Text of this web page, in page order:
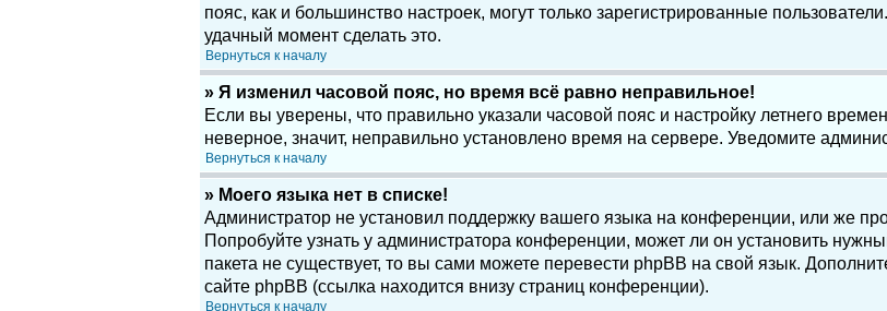
пояс, как и большинство настроек, могут только зарегистрированные
удачный момент сделать это.
Вернуться к началу
» Я изменил часовой пояс, но время всё равно неправильное!
Если вы уверены, что правильно указали часовой пояс и настройку летнего
неверное, значит, неправильно установлено время на сервере. Уведомите
Вернуться к началу
» Моего языка нет в списке!
Администратор не установил поддержку вашего языка на конференции, или же
Попробуйте узнать у администратора конференции, может ли он установить
пакета не существует, то вы сами можете перевести phpBB на свой язык.
сайте phpBB (ссылка находится внизу страниц конференции).
Вернуться к началу